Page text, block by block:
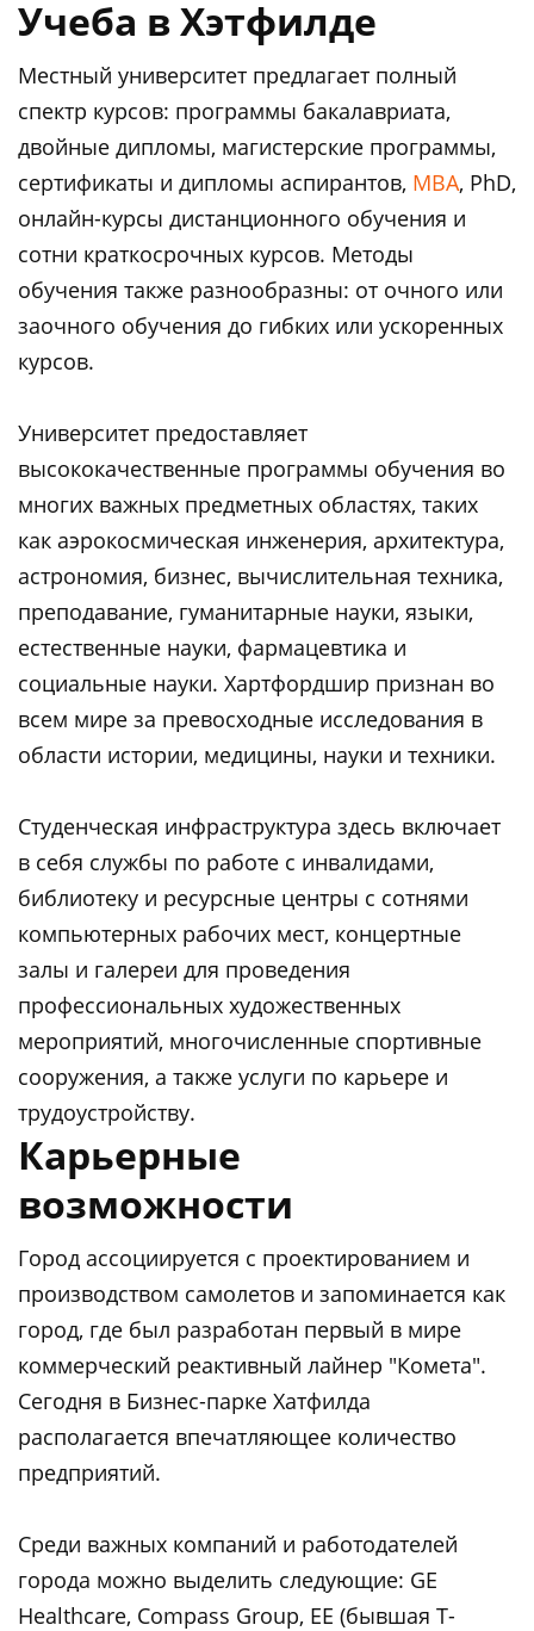
Учеба в Хэтфилде
Местный университет предлагает полный
спектр курсов: программы бакалавриата,
двойные дипломы, магистерские программы,
сертификаты и дипломы аспирантов, MBA, PhD,
онлайн-курсы дистанционного обучения и
сотни краткосрочных курсов. Методы
обучения также разнообразны: от очного или
заочного обучения до гибких или ускоренных
курсов.
Университет предоставляет
высококачественные программы обучения во
многих важных предметных областях, таких
как аэрокосмическая инженерия, архитектура,
астрономия, бизнес, вычислительная техника,
преподавание, гуманитарные науки, языки,
естественные науки, фармацевтика и
социальные науки. Хартфордшир признан во
всем мире за превосходные исследования в
области истории, медицины, науки и техники.
Студенческая инфраструктура здесь включает
в себя службы по работе с инвалидами,
библиотеку и ресурсные центры с сотнями
компьютерных рабочих мест, концертные
залы и галереи для проведения
профессиональных художественных
мероприятий, многочисленные спортивные
сооружения, а также услуги по карьере и
трудоустройству.
Карьерные
возможности
Город ассоциируется с проектированием и
производством самолетов и запоминается как
город, где был разработан первый в мире
коммерческий реактивный лайнер "Комета".
Сегодня в Бизнес-парке Хатфилда
располагается впечатляющее количество
предприятий.
Среди важных компаний и работодателей
города можно выделить следующие: GE
Healthcare, Compass Group, EE (бывшая T-